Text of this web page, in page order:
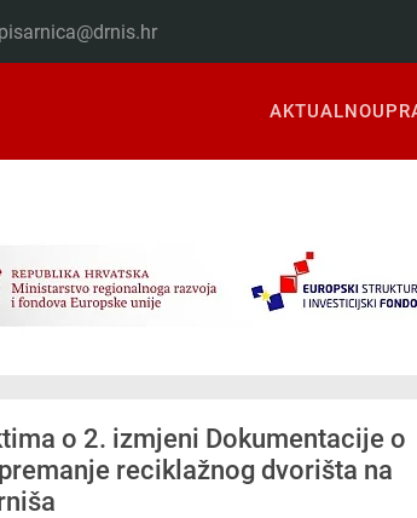
pisarnica@drnis.hr
AKTUALNO
o 2. izmjeni Dokumentacije o
reciklažnog dvorišta na